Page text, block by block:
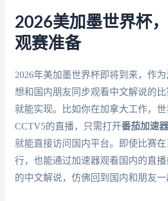
2026美加墨世界杯
观赛准备
2026年美加墨世界杯即将到来，作
想和国内朋友同步观看中文解说的比
就能实现。比如你在加拿大工作，
CCTV5的直播，只需打开番茄加速器
就能直接访问国内平台。即使比赛
行，也能通过加速器观看国内的直
的中文解说，仿佛回到国内和朋友一